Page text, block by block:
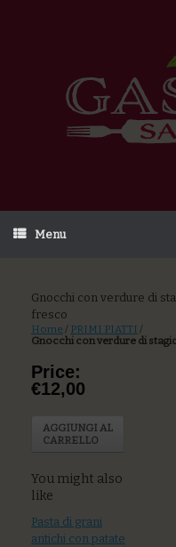
Menu
Gnocchi con verdure di
fresco
Home / PRIMI PIATTI /
Gnocchi con verdure di
Price:
€12,00
AGGIUNGI AL
CARRELLO
You might also
like
Pasta di grani
antichi con patate